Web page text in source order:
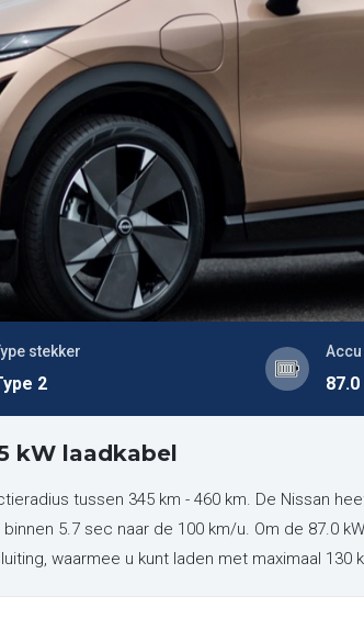
stekker
2 87.0
kW laadkabel
tussen 345 km - 460 km. De Nissan
5.7 sec naar de 100 km/u. Om de 87.0
waarmee u kunt laden met maximaal 130